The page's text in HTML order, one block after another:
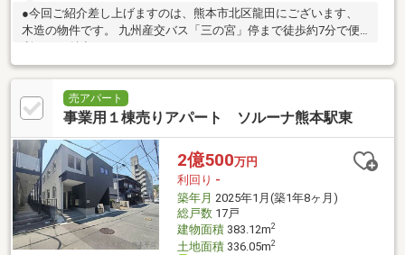
●今回ご紹介差し上げますのは、熊本市北区龍田にございます、
木造の物件です。 九州産交バス「三の宮」停まで徒歩約7分で便
利なので魅力の一つです！●
売アパート
事業用１棟売りアパート ソルーナ熊本駅東
2億500万円
利回り -
築年月 2025年1月(築1年8ヶ月)
総戸数17戸
建物面積383.12m2
土地面積336.05m2